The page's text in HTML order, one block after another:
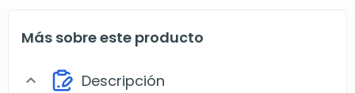
Más sobre este producto
expand_more Descripción